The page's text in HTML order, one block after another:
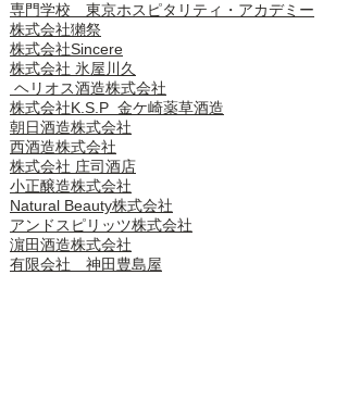
専門学校 東京ホスピタリティ・アカデミー
株式会社獺祭
株式会社Sincere
株式会社 氷屋川久
ヘリオス酒造株式会社
株式会社K.S.P 金ケ崎薬草酒造
朝日酒造株式会社
​西酒造株式会社
株式会社 庄司酒店
小正醸造株式会社
Natural Beauty株式会社
アンドスピリッツ株式会社
濵田酒造株式会社
有限会社 神田豊島屋